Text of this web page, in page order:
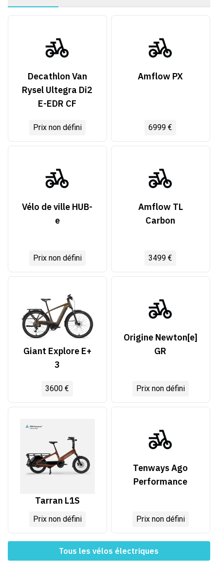
Decathlon Van
Rysel Ultegra Di2
E-EDR CF
Prix non défini
Amflow PX
6999 €
Vélo de ville HUB-
e
Prix non défini
Amflow TL
Carbon
3499 €
Giant Explore E+
3
3600 €
Origine Newton[e]
GR
Prix non défini
Tarran L1S
Prix non défini
Tenways Ago
Performance
Prix non défini
Tous les vélos électriques